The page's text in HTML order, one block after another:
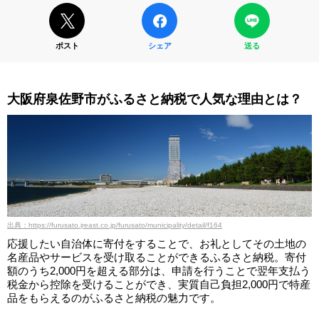
ポスト シェア 送る
大阪府泉佐野市がふるさと納税で人気な理由とは？
出典：https://furusato.jreast.co.jp/furusato/municipality/detail/f164
応援したい自治体に寄付をすることで、お礼としてその土地の
名産品やサービスを受け取ることができるふるさと納税。寄付
額のうち2,000円を超える部分は、申請を行うことで翌年支払う
税金から控除を受けることができ、実質自己負担2,000円で特産
品をもらえるのがふるさと納税の魅力です。